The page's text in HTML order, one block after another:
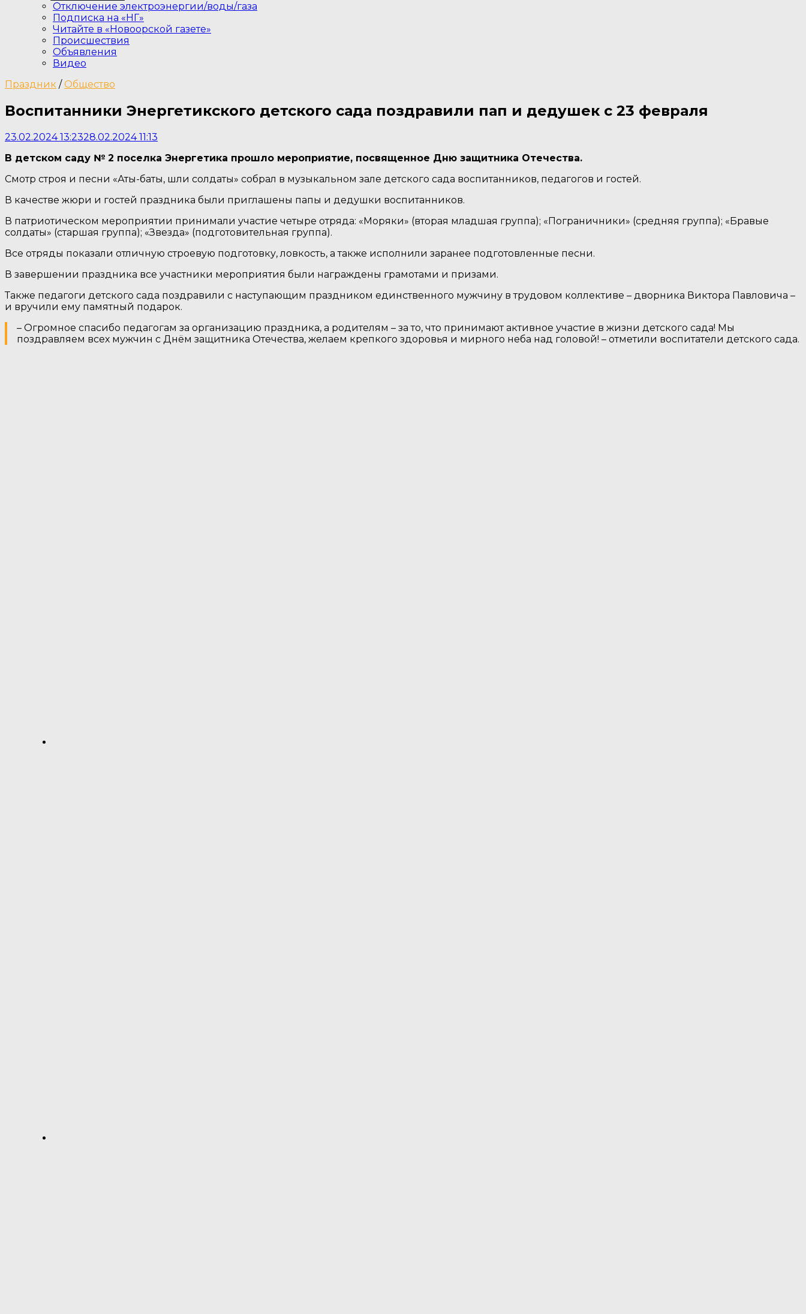
Отключение электроэнергии/воды/газа
Подписка на «НГ»
Читайте в «Новоорской газете»
Происшествия
Объявления
Видео
Праздник /Общество
Воспитанники Энергетикского детского сада поздравили пап и дедушек с 23 февраля
23.02.2024 13:2328.02.2024 11:13
В детском саду № 2 поселка Энергетика прошло мероприятие, посвященное Дню защитника Отечества.
Смотр строя и песни «Аты-баты, шли солдаты» собрал в музыкальном зале детского сада воспитанников, педагогов и гостей.
В качестве жюри и гостей праздника были приглашены папы и дедушки воспитанников.
В патриотическом мероприятии принимали участие четыре отряда: «Моряки» (вторая младшая группа); «Пограничники» (средняя группа); «Бравые
солдаты» (старшая группа); «Звезда» (подготовительная группа).
Все отряды показали отличную строевую подготовку, ловкость, а также исполнили заранее подготовленные песни.
В завершении праздника все участники мероприятия были награждены грамотами и призами.
Также педагоги детского сада поздравили с наступающим праздником единственного мужчину в трудовом коллективе – дворника Виктора Павловича –
и вручили ему памятный подарок.
– Огромное спасибо педагогам за организацию праздника, а родителям – за то, что принимают активное участие в жизни детского сада! Мы
поздравляем всех мужчин с Днём защитника Отечества, желаем крепкого здоровья и мирного неба над головой! – отметили воспитатели детского сада.